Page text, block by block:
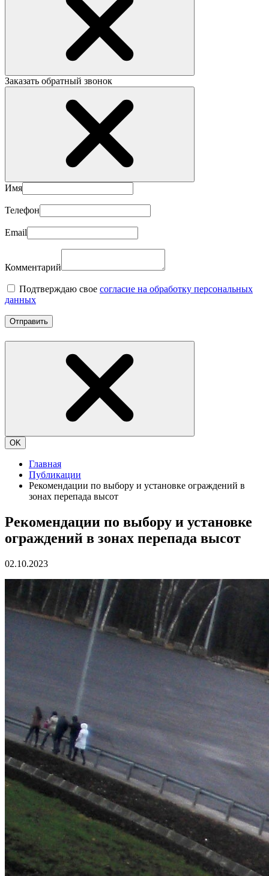
Заказать обратный звонок
Имя
Телефон
Email
Комментарий
Подтверждаю свое согласие на обработку персональных
данных
Отправить
OK
Главная
Публикации
Рекомендации по выбору и установке ограждений в
зонах перепада высот
Рекомендации по выбору и установке
ограждений в зонах перепада высот
02.10.2023